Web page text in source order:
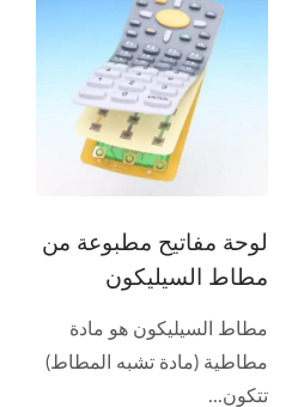
لوحة مفاتيح مطبوعة من
مطاط السيليكون
مطاط السيليكون هو مادة
مطاطية (مادة تشبه المطاط)
تتكون...